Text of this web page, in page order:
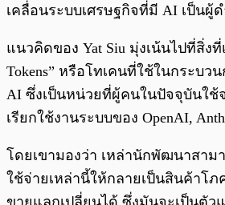
เคลื่อนระบบเศรษฐกิจที่มี AI เป็นผู้
แนวคิดของ Yat Siu มุ่งเน้นไปที่สิ่งที่
Tokens” หรือโทเคนที่ใช้ในกระบว
AI ซึ่งเป็นหน่วยที่ผู้คนในปัจจุบันใช้
เรียกใช้งานระบบของ OpenAI,
โดยเขามองว่า เหล่านักพัฒนาสาม
ใช้จ่ายเหล่านี้ให้กลายเป็นสินค้าโ